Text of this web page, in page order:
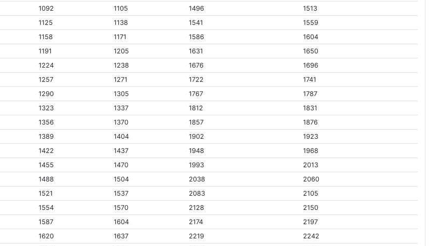
1092 1105 1496
1513
1125 1138 1541
1559
1158 1171 1586
1604
1191 1205 1631
1650
1224 1238 1676
1696
1257 1271 1722
1741
1290 1305 1767
1787
1323 1337 1812
1831
1356 1370 1857
1876
1389 1404 1902
1923
1422 1437 1948
1968
1455 1470 1993
2013
1488 1504 2038
2060
1521 1537 2083
2105
1554 1570 2128
2150
1587 1604 2174
2197
1620 1637 2219
2242